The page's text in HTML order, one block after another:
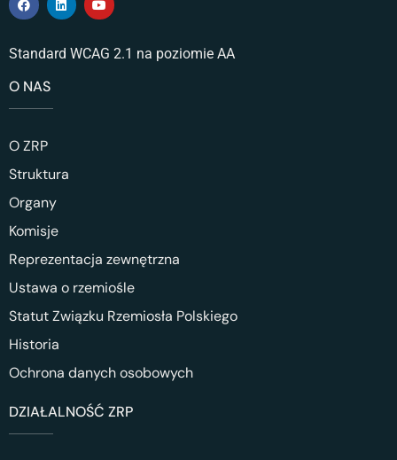
Standard WCAG 2.1 na poziomie AA
O NAS
O ZRP
Struktura
Organy
Komisje
Reprezentacja zewnętrzna
Ustawa o rzemiośle
Statut Związku Rzemiosła Polskiego
Historia
Ochrona danych osobowych
DZIAŁALNOŚĆ ZRP